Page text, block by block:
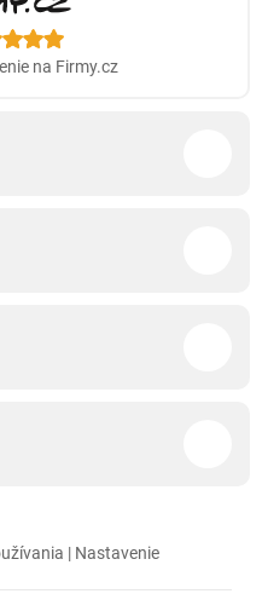
na Firmy.cz
| Nastavenie